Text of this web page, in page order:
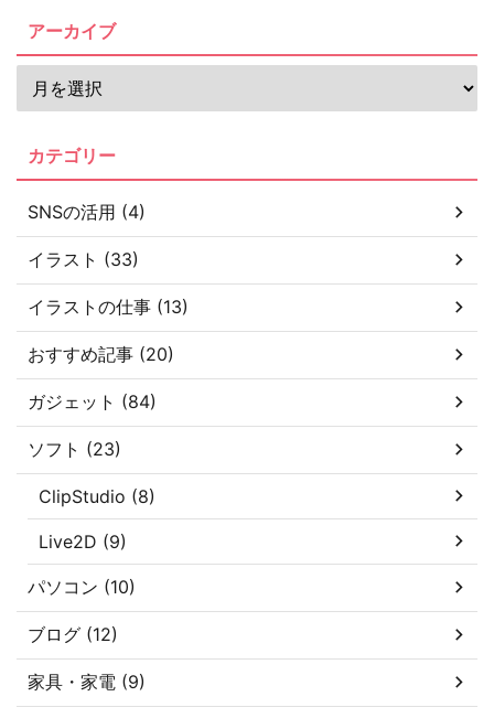
アーカイブ
カテゴリー
SNSの活用 (4)
イラスト (33)
イラストの仕事 (13)
おすすめ記事 (20)
ガジェット (84)
ソフト (23)
ClipStudio (8)
Live2D (9)
パソコン (10)
ブログ (12)
家具・家電 (9)